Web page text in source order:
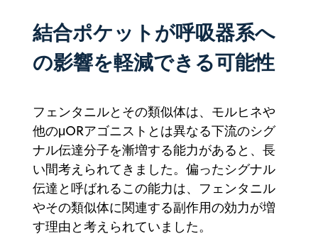
結合ポケットが呼吸器系へ
の影響を軽減できる可能性
フェンタニルとその類似体は、モルヒネや
他のμORアゴニストとは異なる下流のシグ
ナル伝達分子を漸増する能力があると、長
い間考えられてきました。偏ったシグナル
伝達と呼ばれるこの能力は、フェンタニル
やその類似体に関連する副作用の効力が増
す理由と考えられていました。